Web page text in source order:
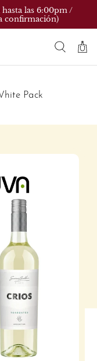
hasta las 6:00pm /
confirmación)
Pack